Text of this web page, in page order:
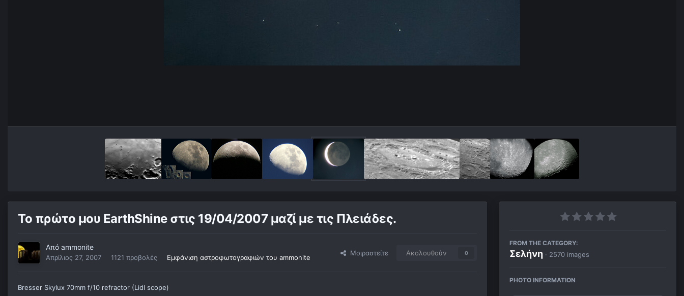
Το πρώτο μου EarthShine στις 19/04/2007 μαζί με τις Πλειάδες.
Από ammonite
Απρίλιος 27, 2007 1121 προβολές Εμφάνιση αστροφωτογραφιών του ammonite
Μοιραστείτε Ακολουθούν 0
Bresser Skylux 70mm f/10 refractor (Lidl scope)
FROM THE CATEGORY:
Σελήνη · 2570 images
PHOTO INFORMATION